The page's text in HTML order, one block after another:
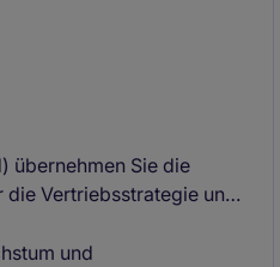
übernehmen Sie die
Vertriebsstrategie und
und